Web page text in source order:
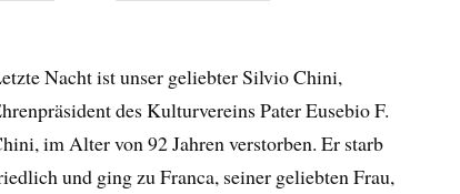
Nacht ist unser geliebter Silvio Chini,
des Kulturvereins Pater Eusebio F.
im Alter von 92 Jahren verstorben. Er starb
und ging zu Franca, seiner geliebten Frau,